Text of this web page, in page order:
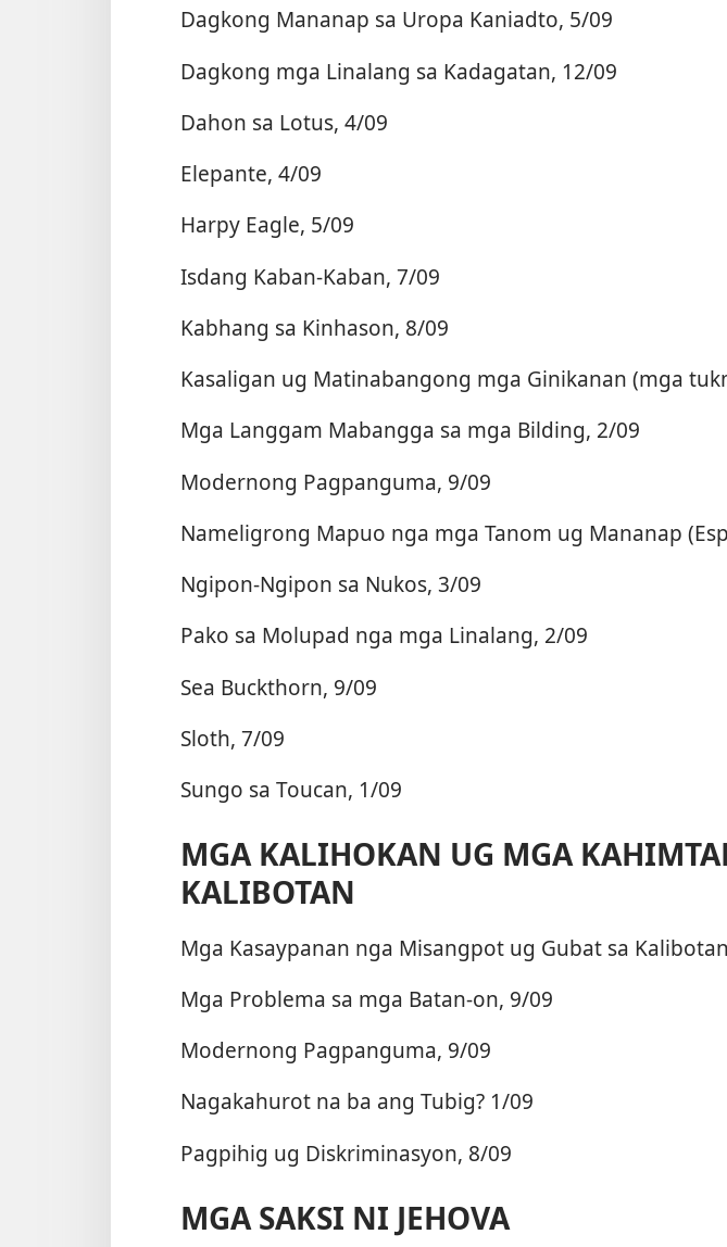
Dagkong Mananap sa Uropa Kaniadto, 5/09
Dagkong mga Linalang sa Kadagatan, 12/09
Dahon sa Lotus, 4/09
Elepante, 4/09
Harpy Eagle, 5/09
Isdang Kaban-Kaban, 7/09
Kabhang sa Kinhason, 8/09
Kasaligan ug Matinabangong mga Ginikanan (mga
Mga Langgam Mabangga sa mga Bilding, 2/09
Modernong Pagpanguma, 9/09
Nameligrong Mapuo nga mga Tanom ug Mananap
Ngipon-Ngipon sa Nukos, 3/09
Pako sa Molupad nga mga Linalang, 2/09
Sea Buckthorn, 9/09
Sloth, 7/09
Sungo sa Toucan, 1/09
MGA KALIHOKAN UG MGA
KALIBOTAN
Mga Kasaypanan nga Misangpot ug Gubat sa
Mga Problema sa mga Batan-on, 9/09
Modernong Pagpanguma, 9/09
Nagakahurot na ba ang Tubig? 1/09
Pagpihig ug Diskriminasyon, 8/09
MGA SAKSI NI JEHOVA